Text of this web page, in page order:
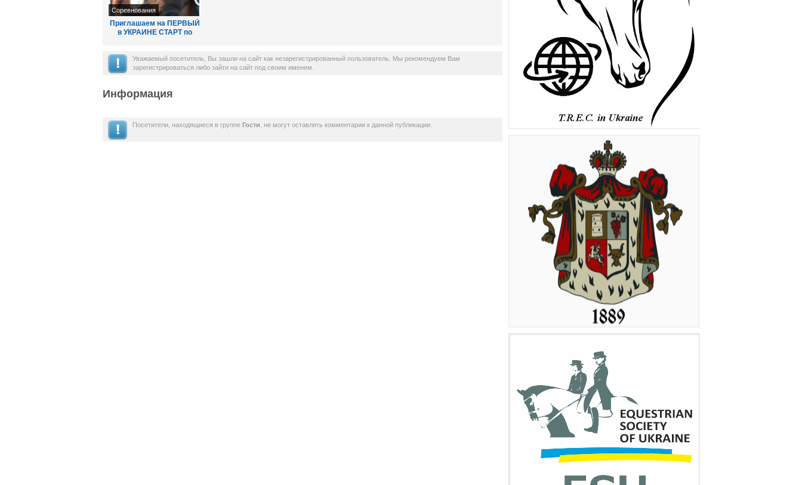
Приглашаем на ПЕРВЫЙ
в УКРАИНЕ СТАРТ по
Соревнования
Уважаемый посетитель, Вы зашли на сайт как незарегистрированный пользователь. Мы рекомендуем Вам
зарегистрироваться либо зайти на сайт под своим именем.
Информация
Посетители, находящиеся в группе Гости , не могут оставлять комментарии к данной публикации.